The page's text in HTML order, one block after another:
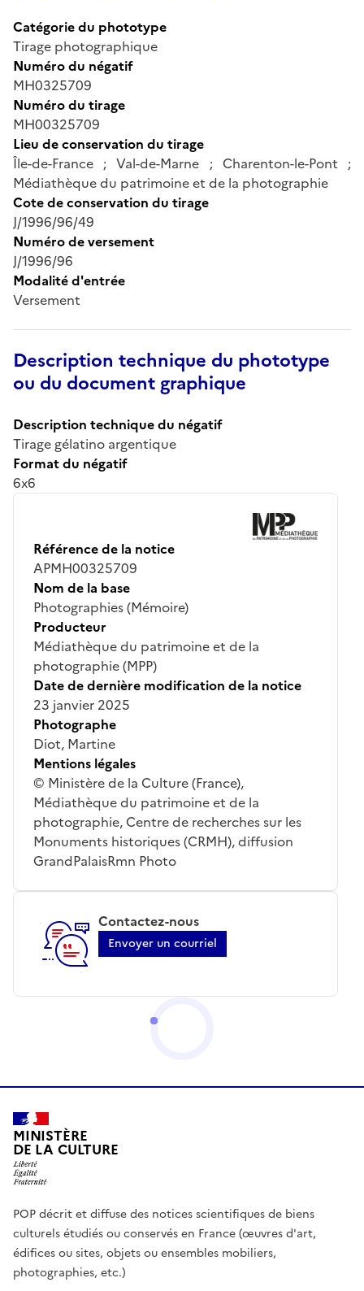
Catégorie du phototype
Tirage photographique
Numéro du négatif
MH0325709
Numéro du tirage
MH00325709
Lieu de conservation du tirage
Île-de-France ; Val-de-Marne ; Charenton-le-Pont ;
Médiathèque du patrimoine et de la photographie
Cote de conservation du tirage
J/1996/96/49
Numéro de versement
J/1996/96
Modalité d'entrée
Versement
Description technique du phototype
ou du document graphique
Description technique du négatif
Tirage gélatino argentique
Format du négatif
6x6
Référence de la notice
APMH00325709
Nom de la base
Photographies (Mémoire)
Producteur
Médiathèque du patrimoine et de la
photographie (MPP)
Date de dernière modification de la notice
23 janvier 2025
Photographe
Diot, Martine
Mentions légales
© Ministère de la Culture (France),
Médiathèque du patrimoine et de la
photographie, Centre de recherches sur les
Monuments historiques (CRMH), diffusion
GrandPalaisRmn Photo
Contactez-nous
Envoyer un courriel
MINISTÈRE
DE LA CULTURE
POP décrit et diffuse des notices scientifiques de biens
culturels étudiés ou conservés en France (œuvres d'art,
édifices ou sites, objets ou ensembles mobiliers,
photographies, etc.)